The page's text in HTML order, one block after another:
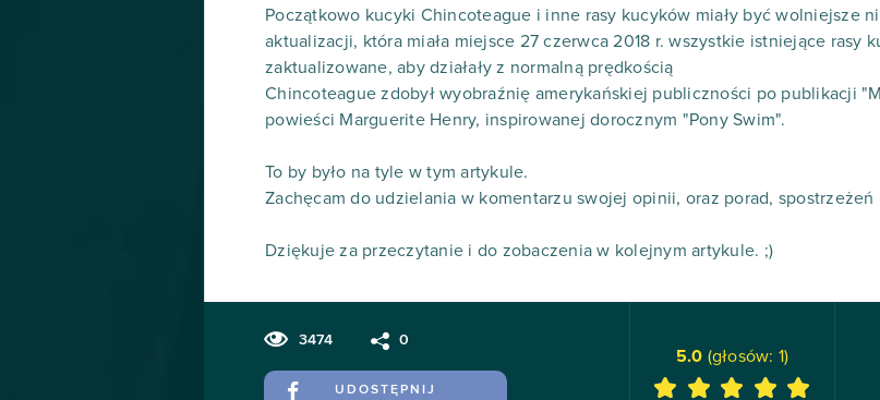
Początkowo kucyki Chincoteague i inne rasy kucyków miały być wolniejsze
aktualizacji, która miała miejsce 27 czerwca 2018 r. wszystkie istniejące rasy
zaktualizowane, aby działały z normalną prędkością
Chincoteague zdobył wyobraźnię amerykańskiej publiczności po publikacji
powieści Marguerite Henry, inspirowanej dorocznym "Pony Swim".
To by było na tyle w tym artykule.
Zachęcam do udzielania w komentarzu swojej opinii, oraz porad, spostrzeżeń
Dziękuje za przeczytanie i do zobaczenia w kolejnym artykule. ;)
3474 0
UDOSTĘPNIJ
5.0 (głosów: 1)